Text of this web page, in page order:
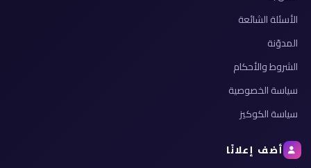
الأسئلة الشائعة
المدوّنة
الشروط والأحكام
سياسة الخصوصية
سياسة الكوكيز
أضف إعلانًا